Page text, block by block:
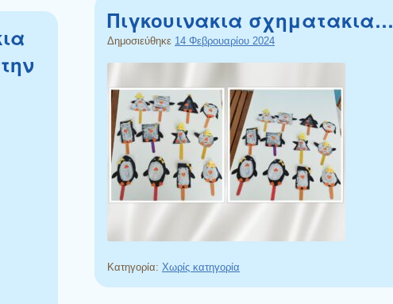
Πιγκουινακια σχηματακια…
Δημοσιεύθηκε 14 Φεβρουαρίου 2024
Κατηγορία: Χωρίς κατηγορία